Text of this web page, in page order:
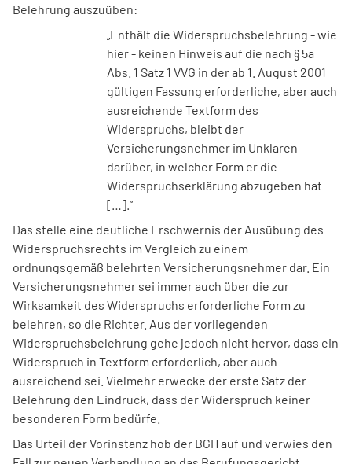
Belehrung auszuüben:
„Enthält die Widerspruchsbelehrung - wie
hier - keinen Hinweis auf die nach § 5a
Abs. 1 Satz 1 VVG in der ab 1. August 2001
gültigen Fassung erforderliche, aber auch
ausreichende Textform des
Widerspruchs, bleibt der
Versicherungsnehmer im Unklaren
darüber, in welcher Form er die
Widerspruchserklärung abzugeben hat
[…].“
Das stelle eine deutliche Erschwernis der Ausübung des
Widerspruchsrechts im Vergleich zu einem
ordnungsgemäß belehrten Versicherungsnehmer dar. Ein
Versicherungsnehmer sei immer auch über die zur
Wirksamkeit des Widerspruchs erforderliche Form zu
belehren, so die Richter. Aus der vorliegenden
Widerspruchsbelehrung gehe jedoch nicht hervor, dass ein
Widerspruch in Textform erforderlich, aber auch
ausreichend sei. Vielmehr erwecke der erste Satz der
Belehrung den Eindruck, dass der Widerspruch keiner
besonderen Form bedürfe.
Das Urteil der Vorinstanz hob der BGH auf und verwies den